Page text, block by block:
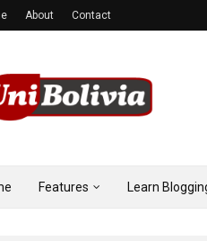
About Contact
Features Learn